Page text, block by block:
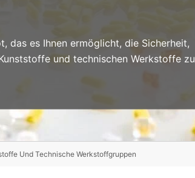
das es Ihnen ermöglicht, die Sicherheit,
und technischen Werkstoffe zu
Und Technische Werkstoffgruppen